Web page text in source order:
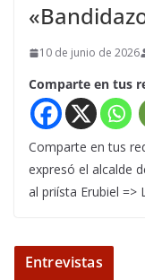
10 de junio de 2026
Comparte en tus
Comparte en tus
expresó el alcalde
al priísta Erubiel =>
Entrevistas